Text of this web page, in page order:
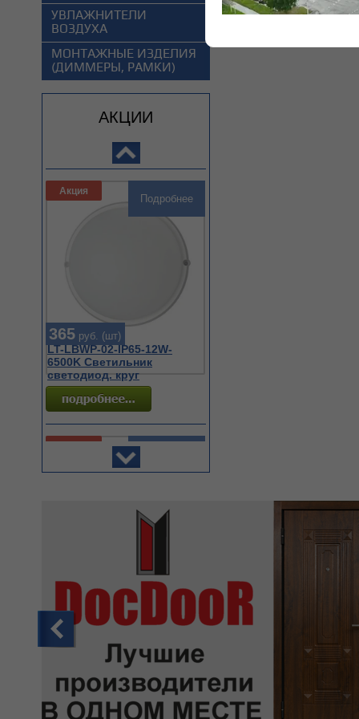
УВЛАЖНИТЕЛИ
ВОЗДУХА
МОНТАЖНЫЕ ИЗДЕЛИЯ
(ДИММЕРЫ, РАМКИ)
АКЦИИ
LT-LBWP-02-IP65-12W-
6500K Светильник
светодиод. круг
руб. (шт)
Подробнее
LED-C37-11W/NW/E14/FR/NR
Лампа светодиодная Volpe
7712
215руб. (шт)
Подробнее